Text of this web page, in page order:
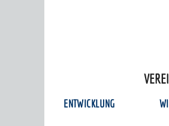
ENTWICKLUNG
© Stadt Weinheim
Einstellungen
Kontakt